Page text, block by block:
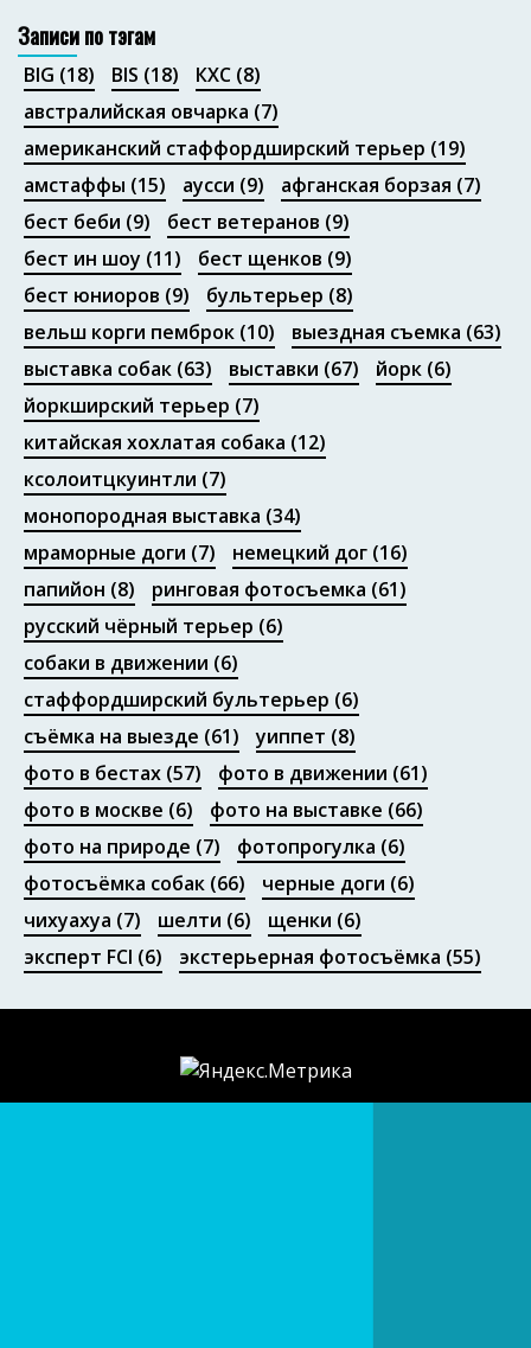
Записи по тэгам
BIG (18) BIS (18) КХС (8)
австралийская овчарка (7)
американский стаффордширский терьер (19)
амстаффы (15) аусси (9) афганская борзая (7)
бест беби (9) бест ветеранов (9)
бест ин шоу (11) бест щенков (9)
бест юниоров (9) бультерьер (8)
вельш корги пемброк (10) выездная съемка (63)
выставка собак (63) выставки (67) йорк (6)
йоркширский терьер (7)
китайская хохлатая собака (12)
ксолоитцкуинтли (7)
монопородная выставка (34)
мраморные доги (7) немецкий дог (16)
папийон (8) ринговая фотосъемка (61)
русский чёрный терьер (6)
собаки в движении (6)
стаффордширский бультерьер (6)
съёмка на выезде (61) уиппет (8)
фото в бестах (57) фото в движении (61)
фото в москве (6) фото на выставке (66)
фото на природе (7) фотопрогулка (6)
фотосъёмка собак (66) черные доги (6)
чихуахуа (7) шелти (6) щенки (6)
эксперт FCI (6) экстерьерная фотосъёмка (55)